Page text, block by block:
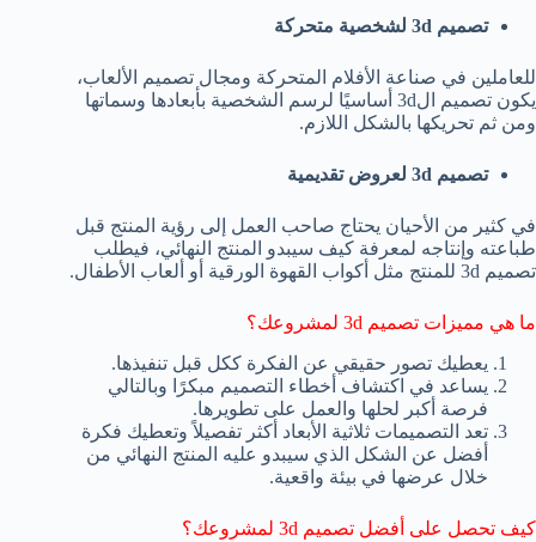
تصميم 3d لشخصية متحركة
للعاملين في صناعة الأفلام المتحركة ومجال تصميم الألعاب،
يكون تصميم ال3d أساسيًا لرسم الشخصية بأبعادها وسماتها
ومن ثم تحريكها بالشكل اللازم.
تصميم 3d لعروض تقديمية
في كثير من الأحيان يحتاج صاحب العمل إلى رؤية المنتج قبل
طباعته وإنتاجه لمعرفة كيف سيبدو المنتج النهائي، فيطلب
تصميم 3d للمنتج مثل أكواب القهوة الورقية أو ألعاب الأطفال.
ما هي مميزات تصميم 3d لمشروعك؟
يعطيك تصور حقيقي عن الفكرة ككل قبل تنفيذها.
يساعد في اكتشاف أخطاء التصميم مبكرًا وبالتالي
فرصة أكبر لحلها والعمل على تطويرها.
تعد التصميمات ثلاثية الأبعاد أكثر تفصيلاً وتعطيك فكرة
أفضل عن الشكل الذي سيبدو عليه المنتج النهائي من
خلال عرضها في بيئة واقعية.
كيف تحصل على أفضل تصميم 3d لمشروعك؟